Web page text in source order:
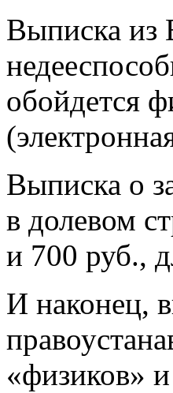
Выписка из
обойдется
Выписка о
в долевом
и 700 руб.,
И наконец,
«физиков»